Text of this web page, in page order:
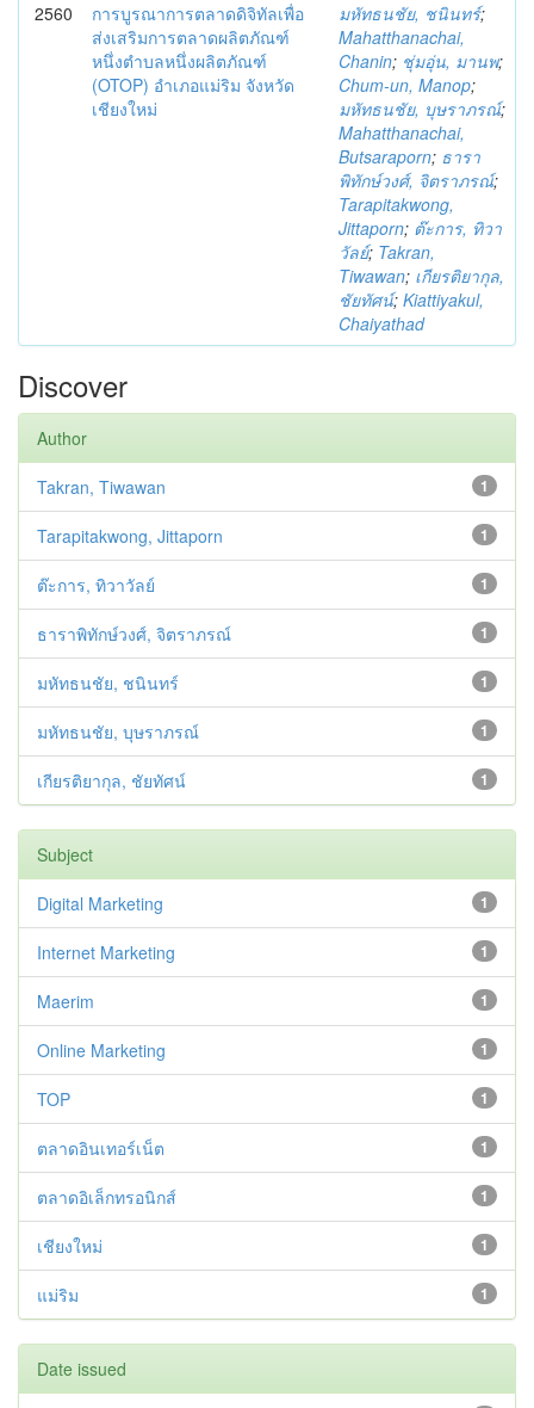
2560
การบูรณาการตลาดดิจิทัลเพื่อ
ส่งเสริมการตลาดผลิตภัณฑ์
หนึ่งตำบลหนึ่งผลิตภัณฑ์
(OTOP) อำเภอแม่ริม จังหวัด
เชียงใหม่
มหัทธนชัย, ชนินทร์;
Mahatthanachai,
Chanin; ชุ่มอุ่น, มานพ;
Chum-un, Manop;
มหัทธนชัย, บุษราภรณ์;
Mahatthanachai,
Butsaraporn; ธารา
พิทักษ์วงศ์, จิตราภรณ์;
Tarapitakwong,
Jittaporn; ต๊ะการ, ทิวา
วัลย์; Takran,
Tiwawan; เกียรติยากุล,
ชัยทัศน์; Kiattiyakul,
Chaiyathad
Discover
Author
1
Takran, Tiwawan
1
Tarapitakwong, Jittaporn
1
ต๊ะการ, ทิวาวัลย์
1
ธาราพิทักษ์วงศ์, จิตราภรณ์
1
มหัทธนชัย, ชนินทร์
1
มหัทธนชัย, บุษราภรณ์
1
เกียรติยากุล, ชัยทัศน์
Subject
1
Digital Marketing
1
Internet Marketing
1
Maerim
1
Online Marketing
1
TOP
1
ตลาดอินเทอร์เน็ต
1
ตลาดอิเล็กทรอนิกส์
1
เชียงใหม่
1
แม่ริม
Date issued